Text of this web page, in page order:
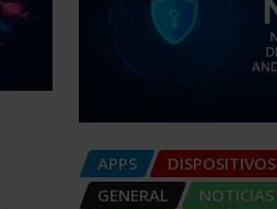
APPS
DISPOSITIVOS
GENERAL
NOTICIAS